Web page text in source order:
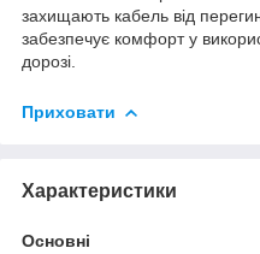
захищають кабель від
забезпечує комфорт у
дорозі.
Приховати
Характеристики
Основні